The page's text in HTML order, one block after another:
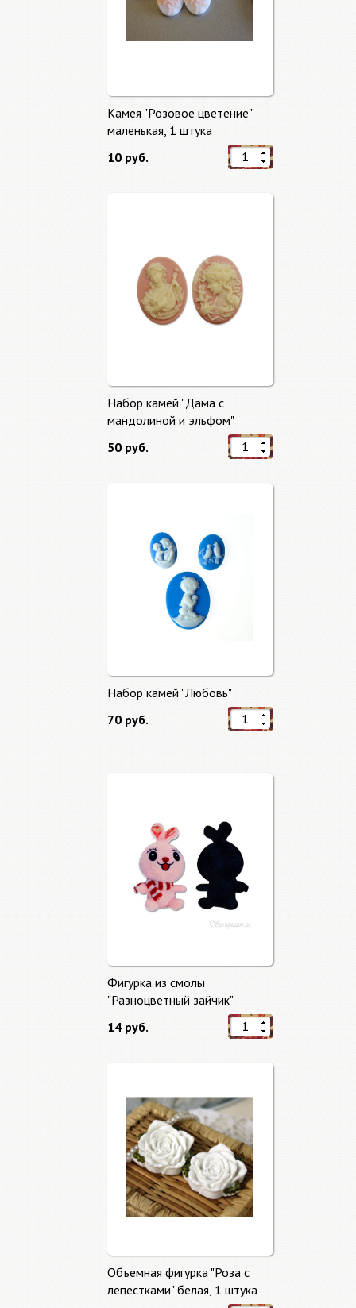
Камея "Розовое цветение"
маленькая, 1 штука
10 руб.
Набор камей "Дама с
мандолиной и эльфом"
50 руб.
Набор камей "Любовь"
70 руб.
Фигурка из смолы
"Разноцветный зайчик"
14 руб.
Объемная фигурка "Роза с
лепестками" белая, 1 штука